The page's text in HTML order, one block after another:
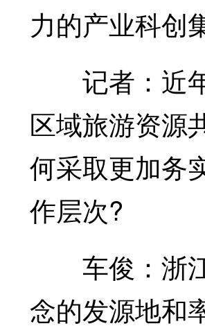
力的产业科创
记者：近年
区域旅游资源
何采取更加务
作层次?
车俊：浙江
念的发源地和